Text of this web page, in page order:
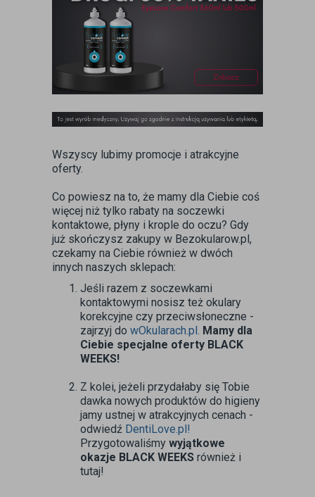
Wszyscy lubimy promocje i atrakcyjne
oferty.
Co powiesz na to, że mamy dla Ciebie coś
więcej niż tylko rabaty na soczewki
kontaktowe, płyny i krople do oczu? Gdy
już skończysz zakupy w Bezokularow.pl,
czekamy na Ciebie również w dwóch
innych naszych sklepach:
Jeśli razem z soczewkami
kontaktowymi nosisz też okulary
korekcyjne czy przeciwsłoneczne -
zajrzyj do wOkularach.pl. Mamy dla
Ciebie specjalne oferty BLACK
WEEKS!
Z kolei, jeżeli przydałaby się Tobie
dawka nowych produktów do higieny
jamy ustnej w atrakcyjnych cenach -
odwiedź DentiLove.pl!
Przygotowaliśmy wyjątkowe
okazje BLACK WEEKS również i
tutaj!